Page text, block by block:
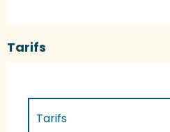
Tarifs
Tarifs